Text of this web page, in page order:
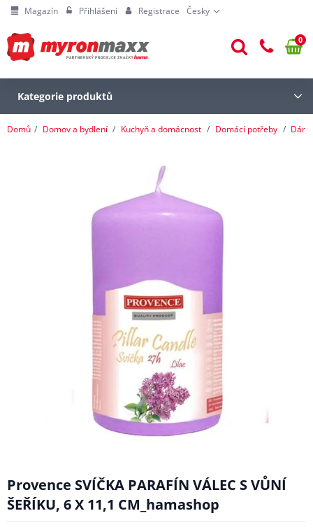
Magazín Přihlášení Registrace Česky
0
Kategorie produktů
Domů Domov a bydlení Kuchyň a domácnost Domácí potřeby
Provence SVÍČKA PARAFÍN VÁLEC S VŮNÍ
ŠEŘÍKU, 6 X 11,1 CM_hamashop